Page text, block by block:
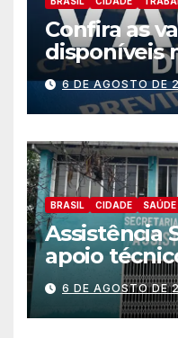
Confira as
disponíveis
Trabalhador
6 DE AGOSTO DE
BRASIL CIDADE SAÚDE
Assistência
apoio
preparação
situações
calamidade
6 DE AGOSTO DE